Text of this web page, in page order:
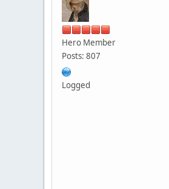
Hero Member
Posts: 807
Logged